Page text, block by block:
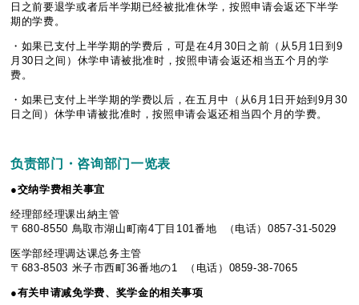
日之前要退学或者后半学期已经被批准休学，按照申请会返还下半学
期的学费。
・如果已支付上半学期的学费后，可是在4月30日之前（从5月1日到9
月30日之间）休学申请被批准时，按照申请会返还相当五个月的学
费。
・如果已支付上半学期的学费以后，在五月中（从6月1日开始到9月30
日之间）休学申请被批准时，按照申请会返还相当四个月的学费。
负责部门 ・咨询部门 一览表
●交纳学费相关事宜
经理部经理课出納主管
〒680-8550 鳥取市湖山町南4丁目101番地 （电话）0857-31-5029
医学部经理调达课总务主管
〒683-8503 米子市西町36番地の1 （电话）0859-38-7065
●有关申请减免学费、 奖学金的相关事项